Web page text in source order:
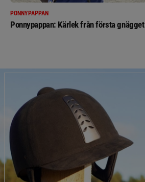
PONNYPAPPAN
Ponnypappan: Kärlek från första gnägget